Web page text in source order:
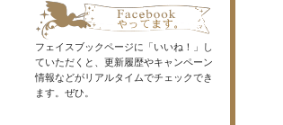
フェイスブックページに「いいね！」し
ていただくと、更新履歴やキャンペーン
情報などがリアルタイムでチェックでき
ます。ぜひ。